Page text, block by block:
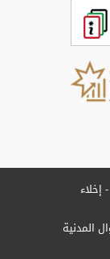
إخلاء
الأحوال المدنية